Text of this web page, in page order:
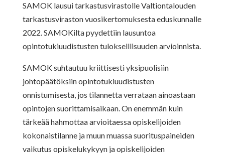
SAMOK lausui tarkastusvirastolle Valtiontalouden
tarkastusviraston vuosikertomuksesta eduskunnalle
2022. SAMOKilta pyydettiin lausuntoa
opintotukiuudistusten tulokselllisuuden arvioinnista.
SAMOK suhtautuu kriittisesti yksipuolisiin
johtopäätöksiin opintotukiuudistusten
onnistumisesta, jos tilannetta verrataan ainoastaan
opintojen suorittamisaikaan. On enemmän kuin
tärkeää hahmottaa arvioitaessa opiskelijoiden
kokonaistilanne ja muun muassa suorituspaineiden
vaikutus opiskelukykyyn ja opiskelijoiden